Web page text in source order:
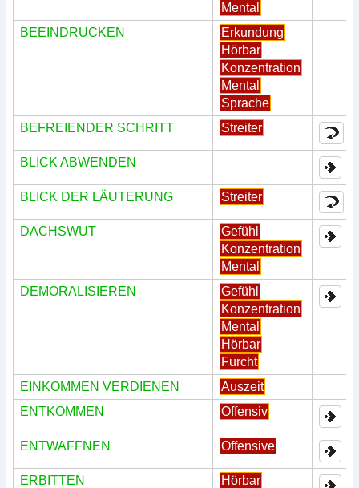
Mental
BEEINDRUCKEN
Erkundung
Hörbar
Konzentration
Mental
Sprache
BEFREIENDER SCHRITT
Streiter
BLICK ABWENDEN
BLICK DER LÄUTERUNG Streiter
DACHSWUT
Gefühl
Konzentration
Mental
DEMORALISIEREN
Gefühl
Konzentration
Mental
Hörbar
Furcht
EINKOMMEN VERDIENEN
Auszeit
ENTKOMMEN
Offensiv
ENTWAFFNEN Offensive
ERBITTEN
Hörbar